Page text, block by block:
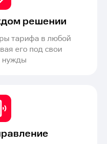
решении
тарифа в любой
его под свои
нужды